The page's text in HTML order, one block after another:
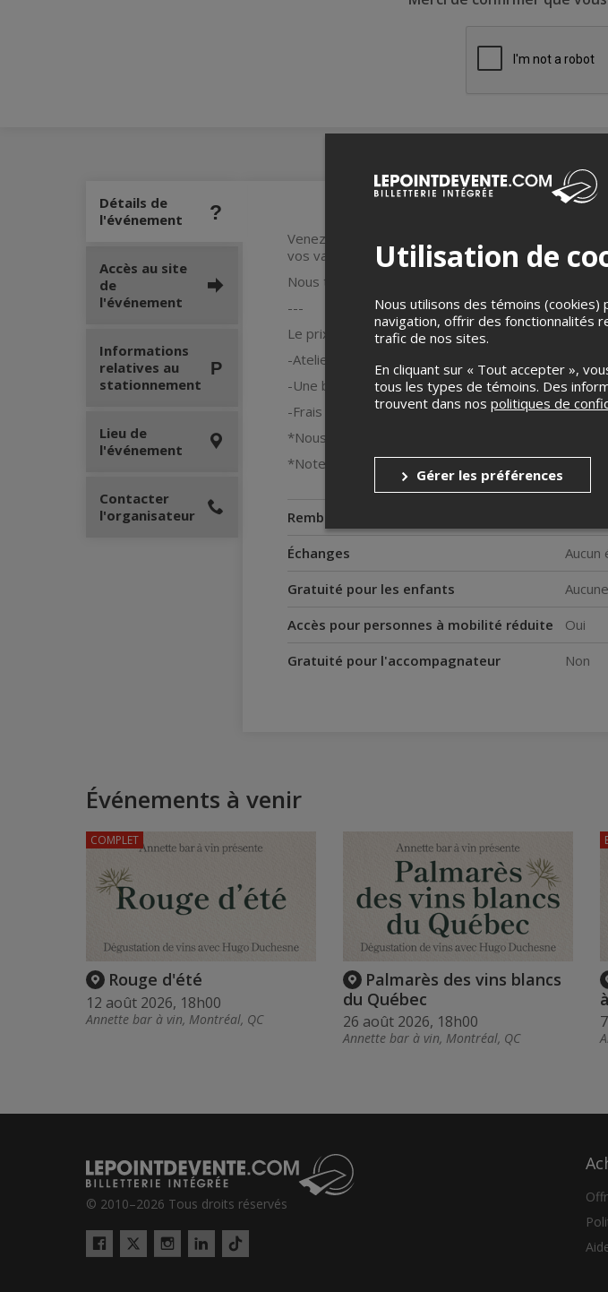
Détails de
l'événement
Venez démasquer ces vins intrigants qui ont le
vos valises pour une dégustation haute en
Nous tenterons, à l’anonyme, d’identifier les crus.
---
Le prix de votre billet inclut:
-Atelier de dégustation de 5 produits d'Hugo
-Une bulle festive d'apéro
-Frais de service et taxes
*Nous vous invitons à rester avec nous pour
*Note : Cet événement est réservé aux personnes
Remboursements
Échanges
Aucun
Gratuité pour les enfants
Accès pour personnes à mobilité réduite
Oui
Gratuité pour l'accompagnateur
Non
Accès au site
de
l'événement
Informations
relatives au
stationnement
Lieu de
l'événement
Contacter
l'organisateur
Événements à venir
Rouge d'été
12 août 2026, 18h00
Annette bar à vin, Montréal, QC
COMPLET
Palmarès des vins blancs
du Québec
26 août 2026, 18h00
Annette bar à vin, Montréal, QC
© 2010–2026 Tous droits réservés
Facebook
Twitter
InstagramLinkedIn
Tiktok
Utilisation de
Nous utilisons des témoins
navigation, offrir des fonctionnalités
trafic de nos sites.
En cliquant sur « Tout accepter »,
tous les types de témoins. Des
trouvent dans nos politiques de
Gérer les préférences